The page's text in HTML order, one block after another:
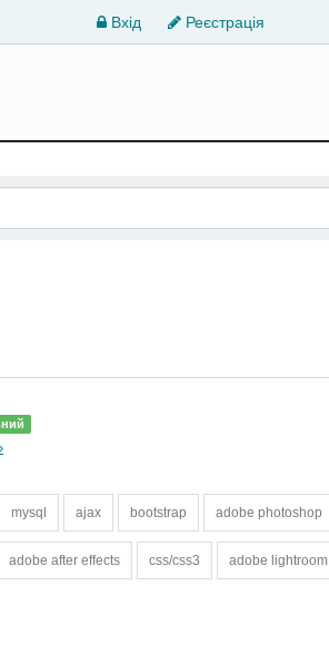
Вхід Реєстрація
mysql ajax bootstrap adobe photoshop
adobe after effects css/css3 adobe lightroom